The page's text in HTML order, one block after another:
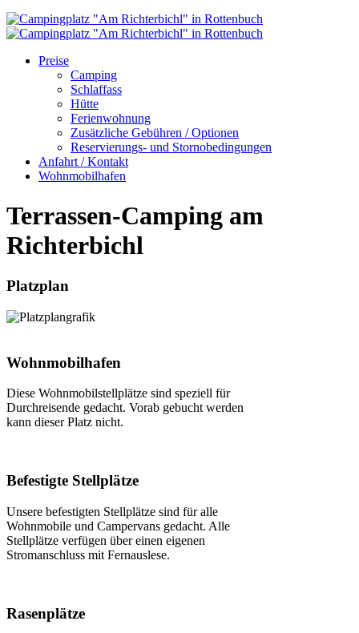
Preise
Camping
Schlaffass
Hütte
Ferienwohnung
Zusätzliche Gebühren / Optionen
Reservierungs- und Stornobedingungen
Anfahrt / Kontakt
Wohnmobilhafen
Terrassen-Camping am
Richterbichl
Platzplan
Wohnmobilhafen
Diese Wohnmobilstellplätze sind speziell für
Durchreisende gedacht. Vorab gebucht werden
kann dieser Platz nicht.
Befestigte Stellplätze
Unsere befestigten Stellplätze sind für alle
Wohnmobile und Campervans gedacht. Alle
Stellplätze verfügen über einen eigenen
Stromanschluss mit Fernauslese.
Rasenplätze